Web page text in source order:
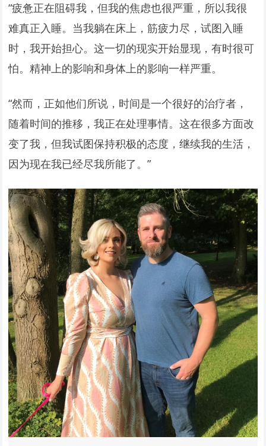
“疲惫正在阻碍我，但我的焦虑也很严重，所以我很
难真正入睡。当我躺在床上，筋疲力尽，试图入睡
时，我开始担心。这一切的现实开始显现，有时很可
怕。精神上的影响和身体上的影响一样严重。
“然而，正如他们所说，时间是一个很好的治疗者，
随着时间的推移，我正在处理事情。这在很多方面改
变了我，但我试图保持积极的态度，继续我的生活，
因为现在我已经尽我所能了。”